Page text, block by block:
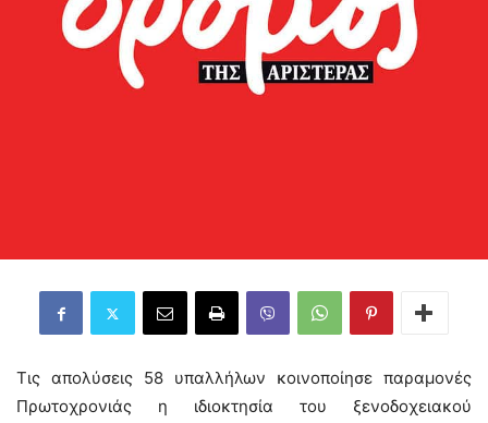
Τις απολύσεις 58 υπαλλήλων κοινοποίησε παραμονές
Πρωτοχρονιάς η ιδιοκτησία του ξενοδοχειακού